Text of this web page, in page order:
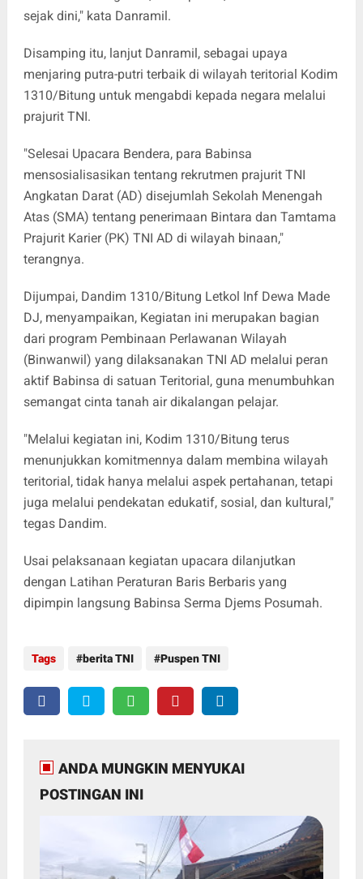
sejak dini," kata Danramil.
Disamping itu, lanjut Danramil, sebagai upaya
menjaring putra-putri terbaik di wilayah teritorial Kodim
1310/Bitung untuk mengabdi kepada negara melalui
prajurit TNI.
"Selesai Upacara Bendera, para Babinsa
mensosialisasikan tentang rekrutmen prajurit TNI
Angkatan Darat (AD) disejumlah Sekolah Menengah
Atas (SMA) tentang penerimaan Bintara dan Tamtama
Prajurit Karier (PK) TNI AD di wilayah binaan,"
terangnya.
Dijumpai, Dandim 1310/Bitung Letkol Inf Dewa Made
DJ, menyampaikan, Kegiatan ini merupakan bagian
dari program Pembinaan Perlawanan Wilayah
(Binwanwil) yang dilaksanakan TNI AD melalui peran
aktif Babinsa di satuan Teritorial, guna menumbuhkan
semangat cinta tanah air dikalangan pelajar.
"Melalui kegiatan ini, Kodim 1310/Bitung terus
menunjukkan komitmennya dalam membina wilayah
teritorial, tidak hanya melalui aspek pertahanan, tetapi
juga melalui pendekatan edukatif, sosial, dan kultural,"
tegas Dandim.
Usai pelaksanaan kegiatan upacara dilanjutkan
dengan Latihan Peraturan Baris Berbaris yang
dipimpin langsung Babinsa Serma Djems Posumah.
Tags berita TNI Puspen TNI
ANDA MUNGKIN MENYUKAI
POSTINGAN INI